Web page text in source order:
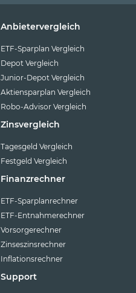
Anbietervergleich
ETF-Sparplan Vergleich
Depot Vergleich
Junior-Depot Vergleich
Aktiensparplan Vergleich
Robo-Advisor Vergleich
Zinsvergleich
Tagesgeld Vergleich
Festgeld Vergleich
Finanzrechner
ETF-Sparplanrechner
ETF-Entnahmerechner
Vorsorgerechner
Zinseszinsrechner
Inflationsrechner
Support